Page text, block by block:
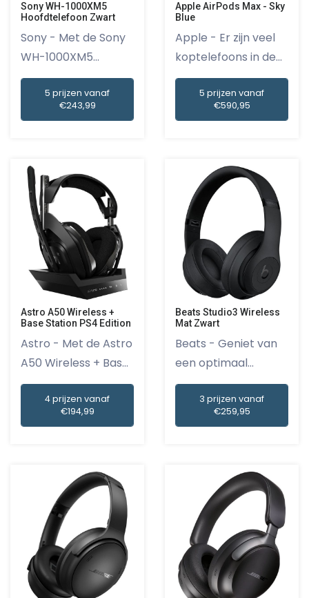
Sony WH-1000XM5
Hoofdtelefoon Zwart
Sony - Met de Sony
WH-1000XM5
Hoofdtelefoon...
5 prijzen vanaf
€243,99
Apple AirPods Max - Sky
Blue
Apple - Er zijn veel
koptelefoons in de
mar...
5 prijzen vanaf
€590,95
Astro A50 Wireless +
Base Station PS4 Edition
Astro - Met de Astro
A50 Wireless + Base
St...
4 prijzen vanaf
€194,99
Beats Studio3 Wireless
Mat Zwart
Beats - Geniet van
een optimaal
geluidscomf...
3 prijzen vanaf
€259,95